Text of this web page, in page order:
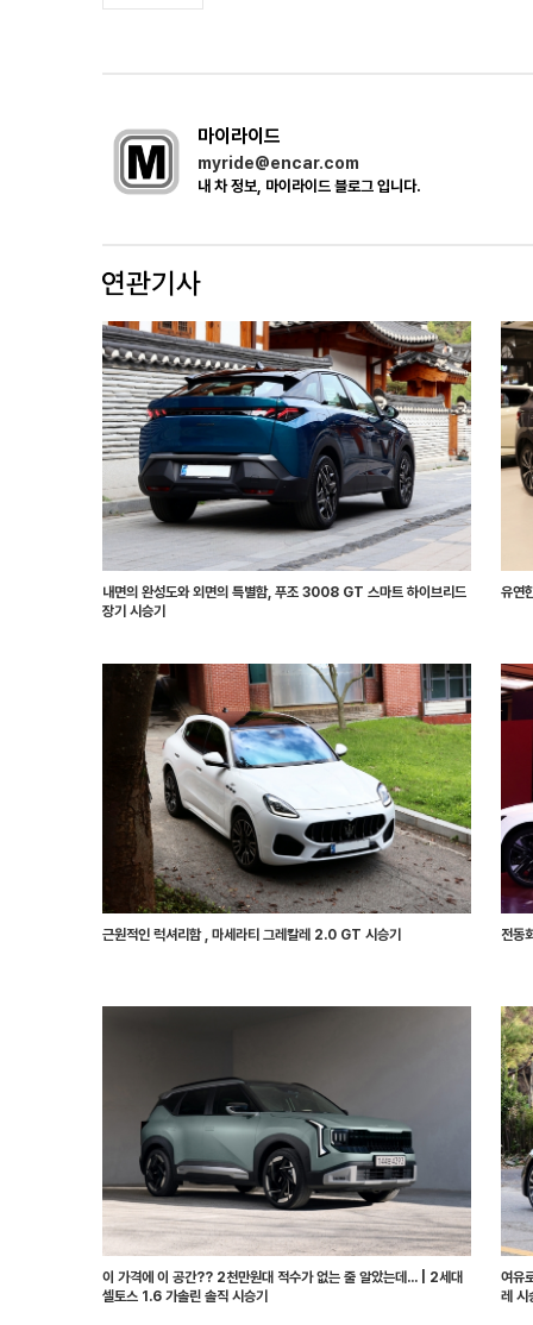
마이라이드
myride@encar.com
내 차 정보, 마이라이드 블로그 입니다.
내면의 완성도와 외면의 특별함, 푸조 3008 GT 스마트 하이브리드
장기 시승기
유연
근원적인 럭셔리함 , 마세라티 그레칼레 2.0 GT 시승기 전동
이 가격에 이 공간?? 2천만원대 적수가 없는 줄 알았는데... | 2세대
셀토스 1.6 가솔린 솔직 시승기
여유
레 시